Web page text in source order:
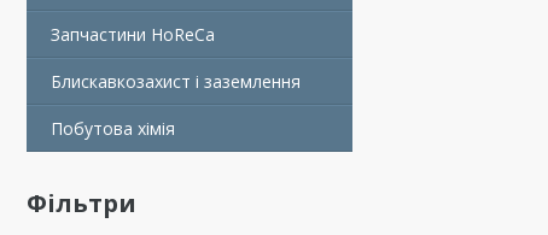
Запчастини HoReCa
Блискавкозахист і заземлення
Побутова хімія
Фільтри